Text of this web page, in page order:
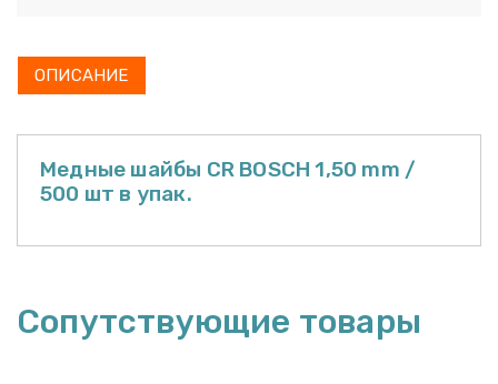
ОПИСАНИЕ
Медные шайбы CR BOSCH 1,50 mm /
500 шт в упак.
Сопутствующие товары